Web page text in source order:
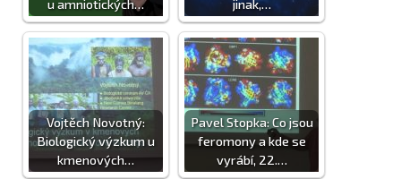
u amniotických…
jinak,…
Vojtěch Novotný:
Biologický výzkum u
kmenových…
Pavel Stopka: Co jsou
feromony a kde se
vyrábí, 22.…